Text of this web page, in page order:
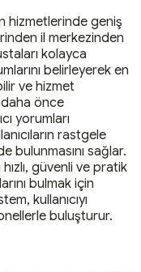
hizmetlerinde geniş
il merkezinden
kolayca
belirleyerek en
ve hizmet
daha önce
yorumları
rastgele
bulunmasını sağlar.
güvenli ve pratik
bulmak için
kullanıcıyı
buluşturur.